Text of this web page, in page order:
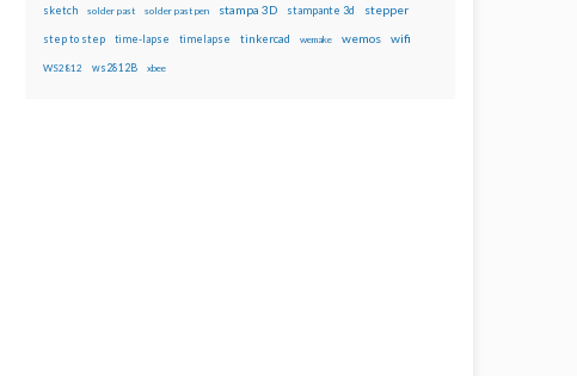
sketch solder past solder past pen stampa 3D stampante 3d stepper
step to step time-lapse timelapse tinkercad wemake wemos wifi
WS2812 ws2812B xbee